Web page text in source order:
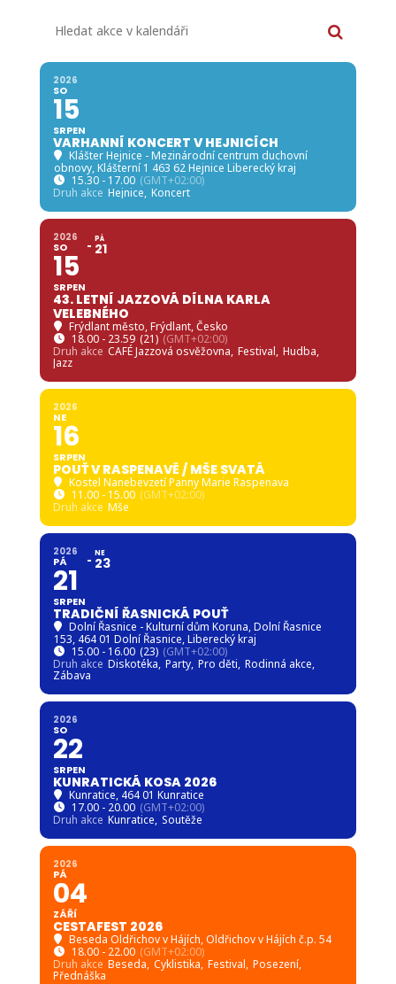
2026
SO
15
SRPEN
VARHANNÍ KONCERT V HEJNICÍCH
Klášter Hejnice - Mezinárodní centrum duchovní
obnovy, Klášterní 1 463 62 Hejnice Liberecký kraj
15.30 - 17.00 (GMT+02:00)
Druh akce Hejnice, Koncert
2026
SO
15
SRPEN
PÁ
21
43. LETNÍ JAZZOVÁ DÍLNA KARLA
VELEBNÉHO
Frýdlant město, Frýdlant, Česko
18.00 - 23.59 (21) (GMT+02:00)
Druh akce CAFÉ Jazzová osvěžovna, Festival, Hudba,
Jazz
2026
NE
16
SRPEN
POUŤ V RASPENAVĚ / MŠE SVATÁ
Kostel Nanebevzetí Panny Marie Raspenava
11.00 - 15.00 (GMT+02:00)
Druh akce Mše
2026
PÁ
21
SRPEN
NE
23
TRADIČNÍ ŘASNICKÁ POUŤ
Dolní Řasnice - Kulturní dům Koruna, Dolní Řasnice
153, 464 01 Dolní Řasnice, Liberecký kraj
15.00 - 16.00 (23) (GMT+02:00)
Druh akce Diskotéka, Party, Pro děti, Rodinná akce,
Zábava
2026
SO
22
SRPEN
KUNRATICKÁ KOSA 2026
Kunratice, 464 01 Kunratice
17.00 - 20.00 (GMT+02:00)
Druh akce Kunratice, Soutěže
2026
PÁ
04
ZÁŘÍ
CESTAFEST 2026
Beseda Oldřichov v Hájích, Oldřichov v Hájích č.p. 54
18.00 - 22.00 (GMT+02:00)
Druh akce Beseda, Cyklistika, Festival, Posezení,
Přednáška